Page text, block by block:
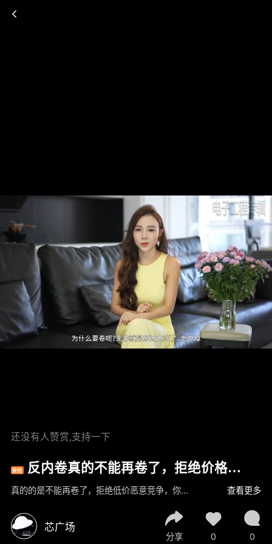
还没有人赞赏,支持一下
原创 反内卷真的不能再卷了，拒绝价格
战，汽车水泥光伏钢铁行业减产。
真的的是不能再卷了，拒绝低价恶意竞争，你以为只有卖芯片的在这么喊，各行各业都在哭诉呢，连国家都出手了说明，再卷下去大家都玩不下去了，为什么要卷呢？无非就是东西太多了，卖不掉，为了卖掉手里的东西都在降价甩卖，降到最后利润没了工资也降了。但工作却越来越累时间还越来越长， 查看更多
芯广场
分享 0 0